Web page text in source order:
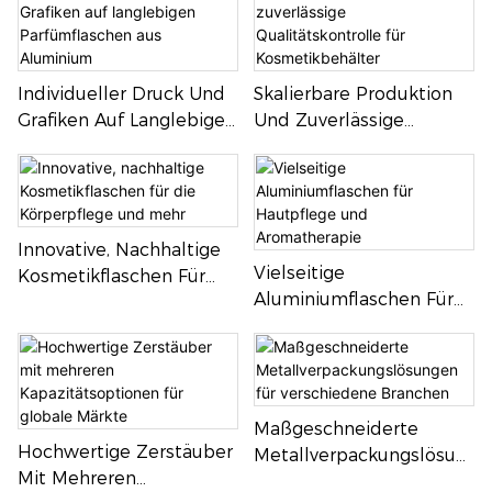
Individueller Druck Und
Grafiken Auf Langlebigen
Aluminium
Skalierbare Produktion
Und Zuverlässige
Kosmetikbehälter
Innovative, Nachhaltige
Kosmetikflaschen Für
Mehr
Vielseitige
Aluminiumflaschen Für
Aromatherapie
Hochwertige Zerstäuber
Mit Mehreren
Maßgeschneiderte
Metallverpackungslösun